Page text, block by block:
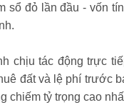
sổ đỏ lần đầu - vốn
chịu tác động trực
đất và lệ phí trước
chiếm tỷ trọng cao